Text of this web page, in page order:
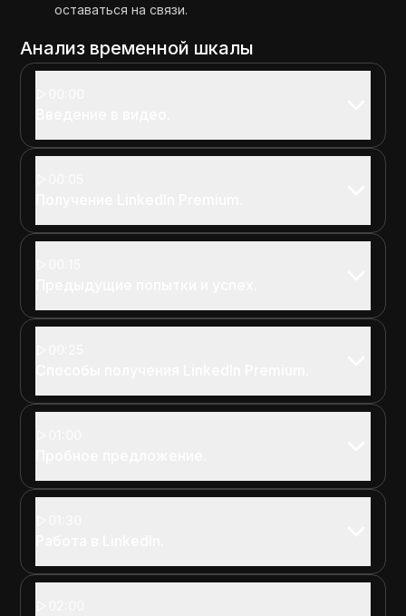
оставаться на связи.
Анализ временной шкалы